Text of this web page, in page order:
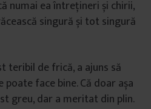
numai ea întrețineri și chirii,
singură și tot singură
teribil de frică, a ajuns să
face bine. Că doar așa
greu, dar a meritat din plin.